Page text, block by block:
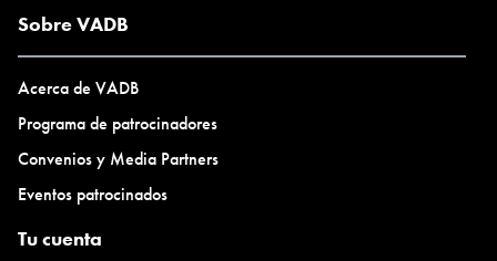
Sobre VADB
Acerca de VADB
Programa de patrocinadores
Convenios y Media Partners
Eventos patrocinados
Tu cuenta